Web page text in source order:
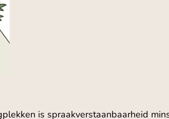
is spraakverstaanbaarheid